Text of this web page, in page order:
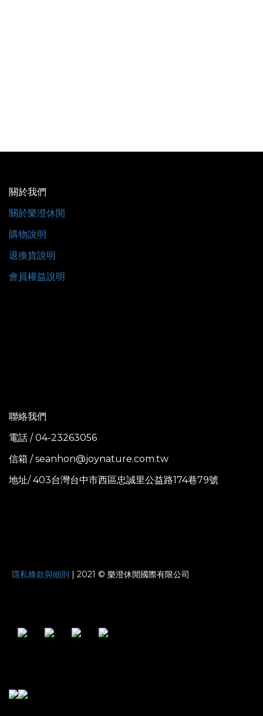
關於我們
關於樂澄休閒
購物說明
退換貨說明
會員權益說明
聯絡我們
電話 / 04-23263056
信箱 / seanhon@joynature.com.tw
地址/ 403台灣台中市西區忠誠里公益路174巷79號
隱私條款與細則 | 2021 © 樂澄休閒國際有限公司